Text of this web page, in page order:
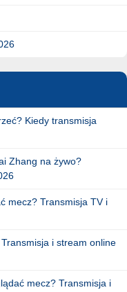
Kiedy transmisja
Zhang na żywo?
mecz? Transmisja TV i
i stream online
mecz? Transmisja i